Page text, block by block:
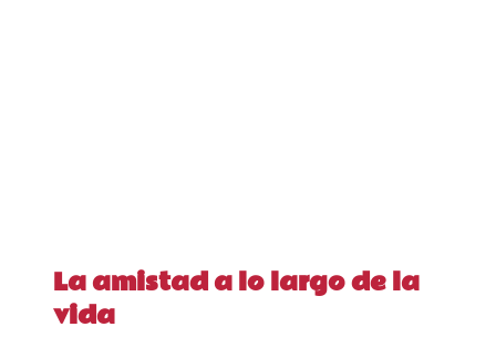
La amistad a lo largo de la
vida